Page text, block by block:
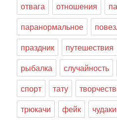
отвага
отношения
паранормальное
праздник
путешествия
рыбалка
случайность
спорт
тату
трюкачи
фейк чудаки